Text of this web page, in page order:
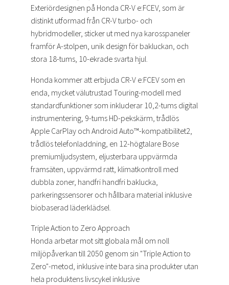
Exteriördesignen på Honda CR-V e:FCEV, som är
distinkt utformad från CR-V turbo- och
hybridmodeller, sticker ut med nya karosspaneler
framför A-stolpen, unik design för bakluckan, och
stora 18-tums, 10-ekrade svarta hjul.
Honda kommer att erbjuda CR-V e:FCEV som en
enda, mycket välutrustad Touring-modell med
standardfunktioner som inkluderar 10,2-tums digital
instrumentering, 9-tums HD-pekskärm, trådlös
Apple CarPlay och Android Auto™-kompatibilitet2,
trådlös telefonladdning, en 12-högtalare Bose
premiumljudsystem, eljusterbara uppvärmda
framsäten, uppvärmd ratt, klimatkontroll med
dubbla zoner, handfri handfri baklucka,
parkeringssensorer och hållbara material inklusive
biobaserad läderklädsel.
Triple Action to Zero Approach
Honda arbetar mot sitt globala mål om noll
miljöpåverkan till 2050 genom sin "Triple Action to
Zero"-metod, inklusive inte bara sina produkter utan
hela produktens livscykel inklusive